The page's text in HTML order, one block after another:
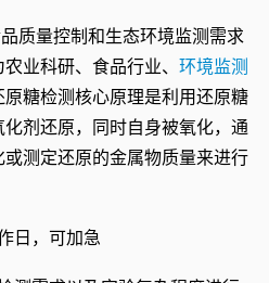
质量控制和生态环境监测需求
农业科研、食品行业、环境监测
原糖检测核心原理是利用还原糖
剂还原，同时自身被氧化，通
测定还原的金属物质量来进行
日，可加急